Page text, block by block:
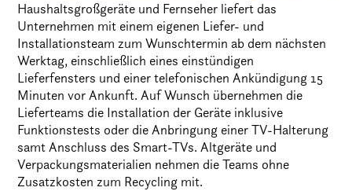
Haushaltsgroßgeräte und Fernseher liefert das
Unternehmen mit einem eigenen Liefer- und
Installationsteam zum Wunschtermin ab dem nächsten
Werktag, einschließlich eines einstündigen
Lieferfensters und einer telefonischen Ankündigung 15
Minuten vor Ankunft. Auf Wunsch übernehmen die
Lieferteams die Installation der Geräte inklusive
Funktionstests oder die Anbringung einer TV-Halterung
samt Anschluss des Smart-TVs. Altgeräte und
Verpackungsmaterialien nehmen die Teams ohne
Zusatzkosten zum Recycling mit.